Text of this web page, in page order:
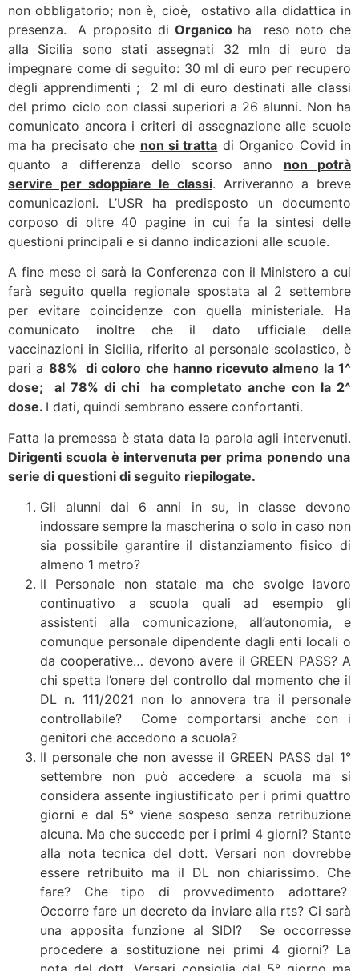
non obbligatorio; non è, cioè, ostativo alla didattica in
presenza. A proposito di Organico ha reso noto che
alla Sicilia sono stati assegnati 32 mln di euro da
impegnare come di seguito: 30 ml di euro per recupero
degli apprendimenti ; 2 ml di euro destinati alle classi
del primo ciclo con classi superiori a 26 alunni. Non ha
comunicato ancora i criteri di assegnazione alle scuole
ma ha precisato che non si tratta di Organico Covid in
quanto a differenza dello scorso anno non potrà
servire per sdoppiare le classi. Arriveranno a breve
comunicazioni. L’USR ha predisposto un documento
corposo di oltre 40 pagine in cui fa la sintesi delle
questioni principali e si danno indicazioni alle scuole.
A fine mese ci sarà la Conferenza con il Ministero a cui
farà seguito quella regionale spostata al 2 settembre
per evitare coincidenze con quella ministeriale. Ha
comunicato inoltre che il dato ufficiale delle
vaccinazioni in Sicilia, riferito al personale scolastico, è
pari a 88% di coloro che hanno ricevuto almeno la 1^
dose; al 78% di chi ha completato anche con la 2^
dose. I dati, quindi sembrano essere confortanti.
Fatta la premessa è stata data la parola agli intervenuti.
Dirigenti scuola è intervenuta per prima ponendo una
serie di questioni di seguito riepilogate.
Gli alunni dai 6 anni in su, in classe devono
indossare sempre la mascherina o solo in caso non
sia possibile garantire il distanziamento fisico di
almeno 1 metro?
Il Personale non statale ma che svolge lavoro
continuativo a scuola quali ad esempio gli
assistenti alla comunicazione, all’autonomia, e
comunque personale dipendente dagli enti locali o
da cooperative… devono avere il GREEN PASS? A
chi spetta l’onere del controllo dal momento che il
DL n. 111/2021 non lo annovera tra il personale
controllabile? Come comportarsi anche con i
genitori che accedono a scuola?
Il personale che non avesse il GREEN PASS dal 1°
settembre non può accedere a scuola ma si
considera assente ingiustificato per i primi quattro
giorni e dal 5° viene sospeso senza retribuzione
alcuna. Ma che succede per i primi 4 giorni? Stante
alla nota tecnica del dott. Versari non dovrebbe
essere retribuito ma il DL non chiarissimo. Che
fare? Che tipo di provvedimento adottare?
Occorre fare un decreto da inviare alla rts? Ci sarà
una apposita funzione al SIDI? Se occorresse
procedere a sostituzione nei primi 4 giorni? La